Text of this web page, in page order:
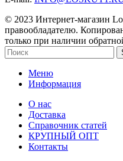
© 2023 Интернет-магазин
правообладателю.
только при наличии
Меню
Информация
О нас
Доставка
Справочник статей
КРУПНЫЙ ОПТ
Контакты